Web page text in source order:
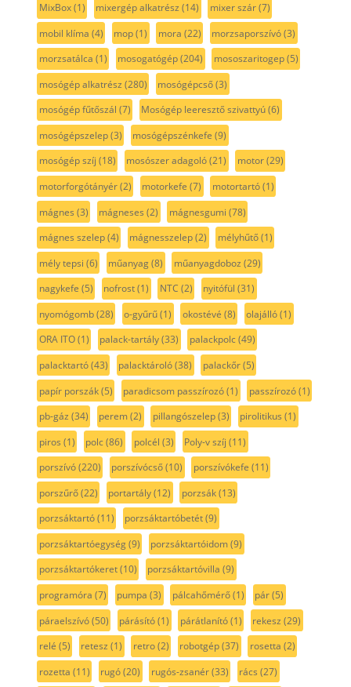
MixBox(1) mixergép alkatrész (14) mixer szár(7)
mobil klíma (4) mop(1) mora (22) morzsaporszívó(3)
morzsatálca (1) mosogatógép(204) mososzaritogep(5)
mosógép alkatrész (280) mosógépcső(3)
mosógép fűtőszál (7) Mosógép leeresztő szivattyú(6)
mosógépszelep(3) mosógépszénkefe (9)
mosógép szíj (18) mosószer adagoló(21) motor(29)
motorforgótányér(2) motorkefe (7) motortartó(1)
mágnes (3) mágneses (2) mágnesgumi (78)
mágnes szelep(4) mágnesszelep(2) mélyhűtő(1)
mély tepsi (6) műanyag(8) műanyagdoboz (29)
nagykefe (5) nofrost(1) NTC (2) nyitófül (31)
nyomógomb(28) o-gyűrű(1) okostévé (8) olajálló(1)
ORA ITO(1) palack-tartály(33) palackpolc(49)
palacktartó(43) palacktároló(38) palackőr(5)
papír porszák(5) paradicsom passzírozó(1) passzírozó(1)
pb-gáz (34) perem(2) pillangószelep(3) pirolitikus (1)
piros (1) polc(86) polcél (3) Poly-v szíj (11)
porszívó(220) porszívócső(10) porszívókefe (11)
porszűrő(22) portartály(12) porzsák(13)
porzsáktartó(11) porzsáktartóbetét(9)
porzsáktartóegység(9) porzsáktartóidom(9)
porzsáktartókeret(10) porzsáktartóvilla (9)
programóra (7) pumpa (3) pálcahőmérő(1) pár(5)
páraelszívó(50) párásító(1) párátlanító(1) rekesz (29)
relé (5) retesz (1) retro(2) robotgép(37) rosetta (2)
rozetta (11) rugó(20) rugós-zsanér(33) rács (27)